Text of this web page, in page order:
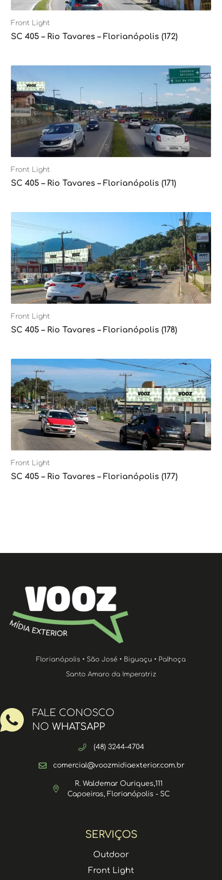
Front Light
SC 405 – Rio Tavares – Florianópolis (172)
Front Light
SC 405 – Rio Tavares – Florianópolis (171)
Front Light
SC 405 – Rio Tavares – Florianópolis (178)
Front Light
SC 405 – Rio Tavares – Florianópolis (177)
SERVIÇOS
Outdoor
Front Light
Florianópolis • São José • Biguaçu • Palhoça
Santo Amaro da Imperatriz
FALE CONOSCO
NO WHATSAPP
(48) 3244-4704
comercial@voozmidiaexterior.com.br
R. Waldemar Ouriques,111
Capoeiras, Florianópolis - SC